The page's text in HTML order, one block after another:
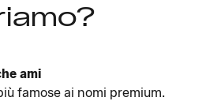
ami
famose ai nomi premium.